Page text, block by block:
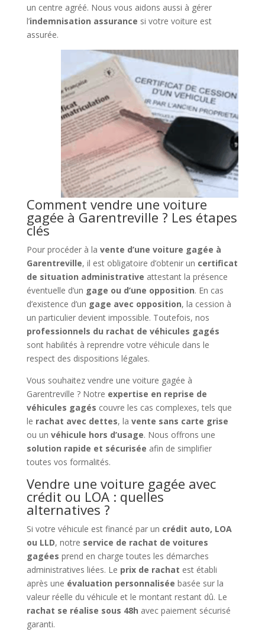
un centre agréé. Nous vous aidons aussi à gérer
l’indemnisation assurance si votre voiture est
assurée.
Comment vendre une voiture
gagée à Garentreville ? Les étapes
clés
Pour procéder à la vente d’une voiture gagée à
Garentreville, il est obligatoire d’obtenir un certificat
de situation administrative attestant la présence
éventuelle d’un gage ou d’une opposition. En cas
d’existence d’un gage avec opposition, la cession à
un particulier devient impossible. Toutefois, nos
professionnels du rachat de véhicules gagés
sont habilités à reprendre votre véhicule dans le
respect des dispositions légales.
Vous souhaitez vendre une voiture gagée à
Garentreville ? Notre expertise en reprise de
véhicules gagés couvre les cas complexes, tels que
le rachat avec dettes, la vente sans carte grise
ou un véhicule hors d’usage. Nous offrons une
solution rapide et sécurisée afin de simplifier
toutes vos formalités.
Vendre une voiture gagée avec
crédit ou LOA : quelles
alternatives ?
Si votre véhicule est financé par un crédit auto, LOA
ou LLD, notre service de rachat de voitures
gagées prend en charge toutes les démarches
administratives liées. Le prix de rachat est établi
après une évaluation personnalisée basée sur la
valeur réelle du véhicule et le montant restant dû. Le
rachat se réalise sous 48h avec paiement sécurisé
garanti.